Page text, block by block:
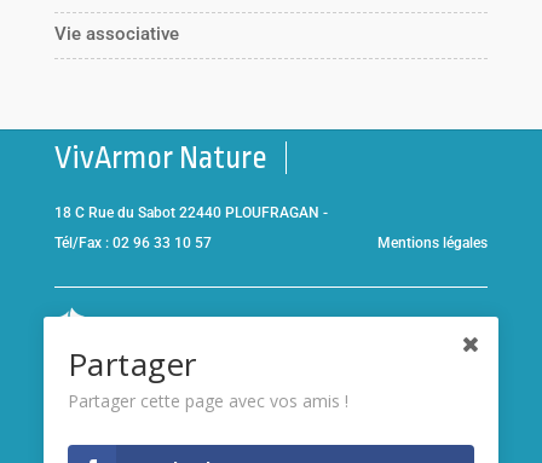
Vie associative
VivArmor Nature
18 C Rue du Sabot 22440 PLOUFRAGAN -
Tél/Fax : 02 96 33 10 57
Mentions légales
Brieucet adhérent de l’association
France Nature
Partager
Partager cette page avec vos amis !